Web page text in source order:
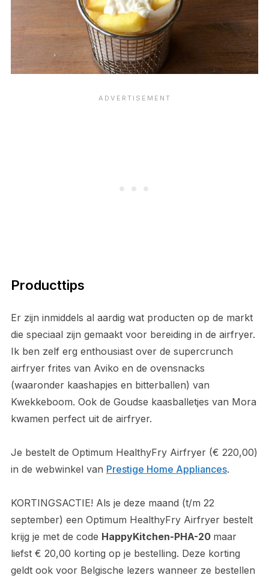
Producttips
Er zijn inmiddels al aardig wat producten op de markt
die speciaal zijn gemaakt voor bereiding in de airfryer.
Ik ben zelf erg enthousiast over de supercrunch
airfryer frites van Aviko en de ovensnacks
(waaronder kaashapjes en bitterballen) van
Kwekkeboom. Ook de Goudse kaasballetjes van Mora
kwamen perfect uit de airfryer.
Je bestelt de Optimum HealthyFry Airfryer (€ 220,00)
in de webwinkel van Prestige Home Appliances.
KORTINGSACTIE! Als je deze maand (t/m 22
september) een Optimum HealthyFry Airfryer bestelt
krijg je met de code HappyKitchen-PHA-20 maar
liefst € 20,00 korting op je bestelling. Deze korting
geldt ook voor Belgische lezers wanneer ze bestellen